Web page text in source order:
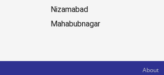
Nizamabad
Mahabubnagar
About